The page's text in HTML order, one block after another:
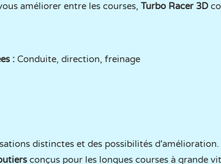
améliorer entre les courses, Turbo Racer 3D
: Conduite, direction, freinage
distinctes et des possibilités d'amélioration.
conçus pour les longues courses à grande